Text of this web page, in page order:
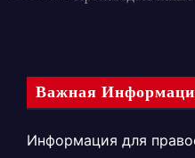
Важная
Информация для